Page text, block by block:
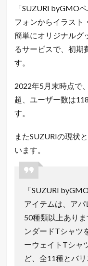
円
フ
に
る
ー
開
S
Z
U
R
I
の
シ
ャ
ツ
セ
ル
「SUZURI byGMO
フォンからイラスト
簡単にオリジナルグ
るサービスで、初期
す。
2022年5月末時点で
超、ユーザー数は
す。
またSUZURIの現状
います。
「SUZURI
アイテムは、アパ
50種類以上あり
ンダードTシャツ
ーウェイトTシャ
ど、全11種とバ